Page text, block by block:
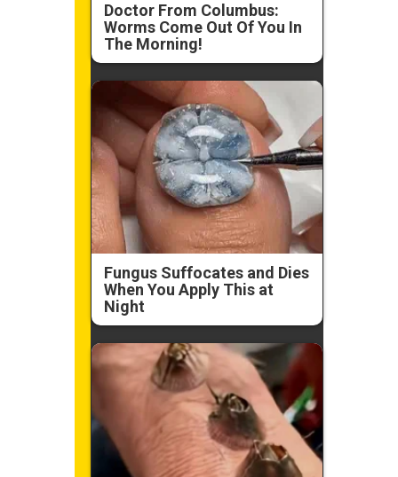
Doctor From Columbus:
Worms Come Out Of You In
The Morning!
Fungus Suffocates and Dies
When You Apply This at
Night